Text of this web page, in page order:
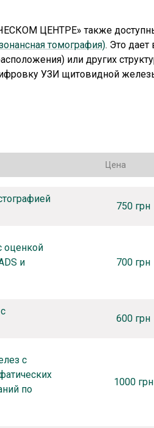
ЦЕНТРЕ» также
томография). Это
или других
УЗИ щитовидной
Цена
750 грн
оценкой
и
700 грн
600 грн
с
по
1000 грн